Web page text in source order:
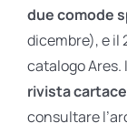
due comode
dicembre), e il
catalogo
rivista
consultare